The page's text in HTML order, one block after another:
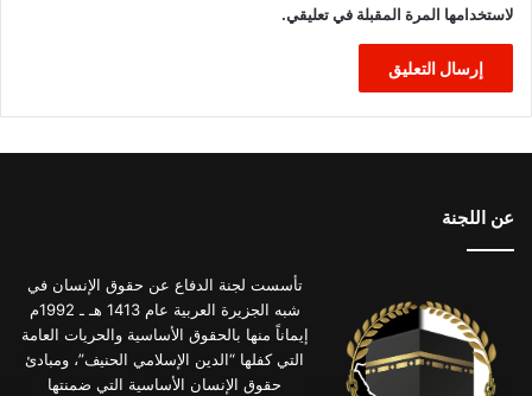
لاستخدامها المرة المقبلة في تعليقي.
عن اللجنة
تأسست لجنة الدفاع عن حقوق الإنسان في
شبه الجزيرة العربية عام 1413 هـ ـ 1992م
إيماناً منها بالحقوق الأساسية والحريات العامة
التي كفلها “الدين الإسلامي الحنيف”، ومبادئ
حقوق الإنسان الأساسية التي ضمنتها